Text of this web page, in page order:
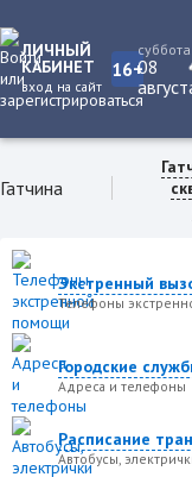
ЛИЧНЫЙ
КАБИНЕТ
вход на сайт
16+
суббота
08
Гатчина
Экстренный
Телефоны
Городские
Адреса и телефоны
Расписание
Автобусы,